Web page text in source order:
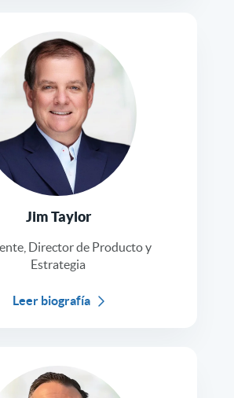
Jim Taylor
Director de Producto y
Estrategia
Leer biografía